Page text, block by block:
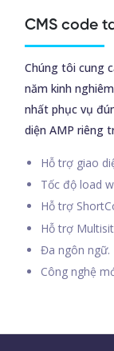
CMS code
Chúng tôi cung
năm kinh
nhất phục vụ
diện AMP riêng
Hỗ trợ giao
Tốc độ load
Hỗ trợ
Hỗ trợ
Đa ngôn ngữ.
Công nghệ